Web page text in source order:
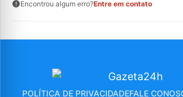
Encontrou algum erro?Entre em contato
POLÍTICA DE PRIVACIDADEFALE